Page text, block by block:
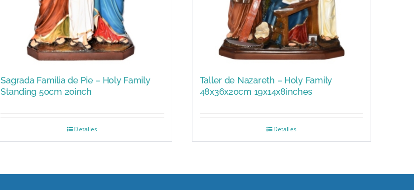
Sagrada Familia de Pie – Holy Family
Standing 50cm 20inch
Detalles
Taller de Nazareth – Holy Family
48x36x20cm 19x14x8inches
Detalles